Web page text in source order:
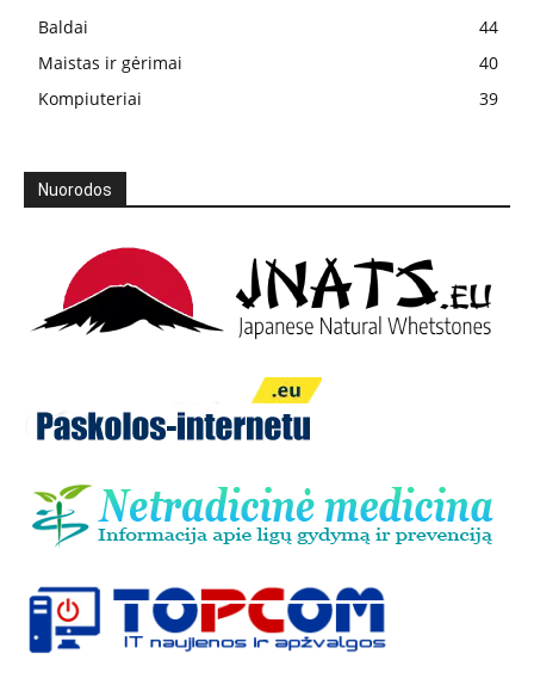
Baldai
44
Maistas ir gėrimai
40
Kompiuteriai
39
Nuorodos